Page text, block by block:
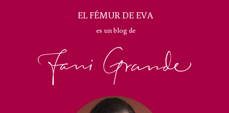
EL FÉMUR DE EVA
es un blog de